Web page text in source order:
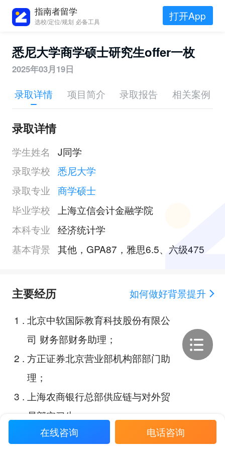
指南者留学
选校/定位/规划 必备工具 打开App
悉尼大学商学硕士研究生offer一枚
2025年03月19日
录取详情 项目简介 录取报告 相关案例
录取详情
学生姓名
J同学
录取学校 悉尼大学
录取专业 商学硕士
毕业学校
上海立信会计金融学院
本科专业 经济统计学
基本背景 其他，GPA87，雅思6.5、六级475
主要经历
如何做好背景提升
1 . 北京中软国际教育科技股份有限公
司 财务部财务助理；
2 . 方正证券北京营业部机构部部门助
理；
3 . 上海农商银行总部供应链与对外贸
易部实习生；
全国大学生第九届统计建模大赛：
在线咨询 电话咨询